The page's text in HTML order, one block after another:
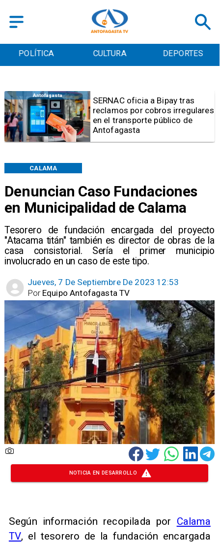
POLÍTICA CULTURA DEPORTES
Denuncian Caso Fundaciones
en Municipalidad de Calama
Tesorero de fundación encargada del proyecto
"Atacama titán" también es director de obras de la
casa consistorial. Sería el primer municipio
involucrado en un caso de este tipo.
CALAMA
Jueves, 7 De Septiembre De 2023 12:53
Equipo Antofagasta TV
Por
Antofagasta
Retiran tres toneladas de
basura y vehículos
abandonados en el sector
centro alto de Antofagasta
NOTICIA EN DESARROLLO
Según información recopilada por Calama
TV, el tesorero de la fundación encargada